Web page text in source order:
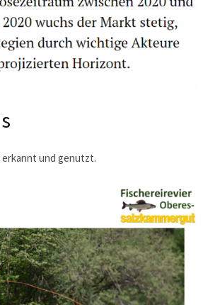
und genutzt.